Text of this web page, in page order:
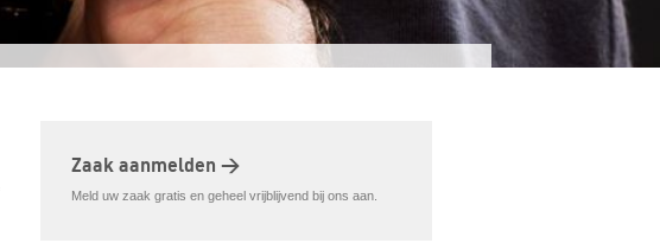
Zaak aanmelden >
Meld uw zaak gratis en geheel vrijblijvend bij ons aan.